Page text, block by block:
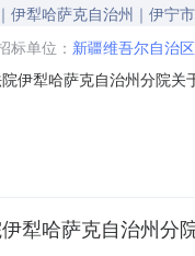
伊犁哈萨克自治州｜伊宁市
标单位： 新疆维吾尔自治
伊犁哈萨克自治州分院
:项目所在行政区划编码
犁哈萨克自治州分